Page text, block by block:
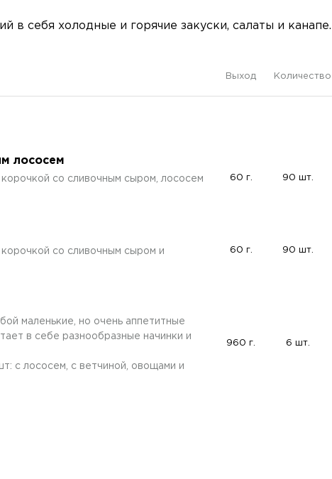
в себя холодные и горячие закуски, салаты и канапе.
Выход Количество
лососем
со сливочным сыром, лососем
60 г. 90 шт.
со сливочным сыром и
60 г. 90 шт.
маленькие, но очень аппетитные
в себе разнообразные начинки и
с лососем, с ветчиной, овощами и
960 г. 6 шт.